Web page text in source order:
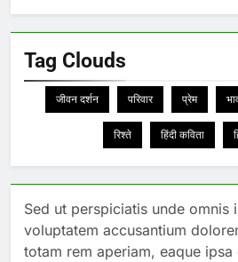
Tag Clouds
जीवन दर्शन परिवार प्रेम
रिश्ते हिंदी कविता
Sed ut perspiciatis unde omnis
voluptatem accusantium
totam rem aperiam, eaque ipsa